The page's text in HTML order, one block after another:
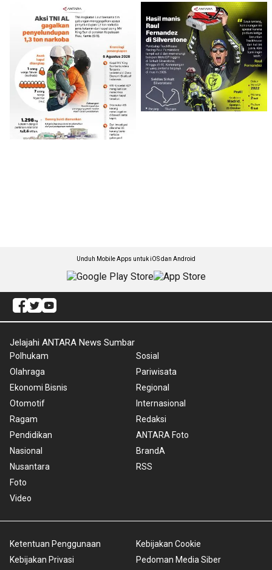
Unduh Mobile Apps untuk iOS dan Android
Jelajahi ANTARA News Sumbar
Polhukam
Olahraga
Ekonomi Bisnis
Otomotif
Ragam
Pendidikan
Nasional
Nusantara
Foto
Video
Sosial
Pariwisata
Regional
Internasional
Redaksi
ANTARA Foto
BrandA
RSS
Ketentuan Penggunaan
Kebijakan Privasi
Kebijakan Cookie
Pedoman Media Siber